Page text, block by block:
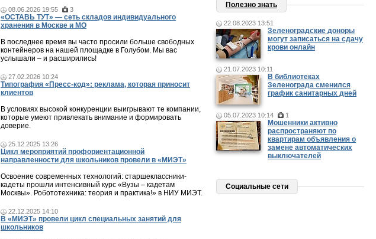
08.06.2026 19:55 3
«ОСТАВЬ ТУТ» — сеть складов индивидуального
хранения в Москве и МО
В последнее время вы часто просили больше свободных
контейнеров на нашей площадке в Голубом. Мы вас
услышали – и расширились!
27.02.2026 10:24
Типография «Пресс-код»: реклама, которая приносит
клиентов
В условиях высокой конкуренции выигрывают те компании,
которые умеют привлекать внимание и формировать
доверие.
25.12.2025 13:26
Цикл мероприятий профориентационной
направленности для школьников провели в «МИЭТ»
Освоение современных технологий: старшеклассники-
кадеты прошли интенсивный курс «Вузы – кадетам
Москвы». Робототехника: теория и практика!» в НИУ МИЭТ.
22.12.2025 14:10
В «МИЭТ» провели цикл специальных занятий для
школьников
Полезно знать
22.08.2023 13:51
Зеленоградские доноры
могут записаться на сдачу
крови онлайн
21.07.2023 10:11
В библиотеках
Зеленограда сменился
график санитарных дней
05.07.2023 10:14 1
Мошенники активно
распространяют по
квартирам объявления о
замене автоматических
выключателей
Социальные сети